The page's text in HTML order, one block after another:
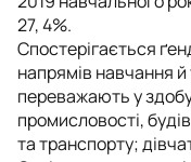
27, 4%.
Спостерігається
напрямів навчання
переважають у
промисловості,
та транспорту;